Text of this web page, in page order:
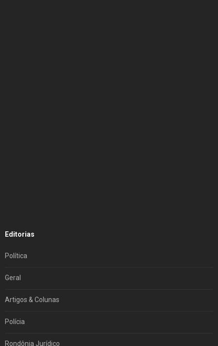
Editorias
Política
Geral
Artigos & Colunas
Polícia
Rondônia Jurídico